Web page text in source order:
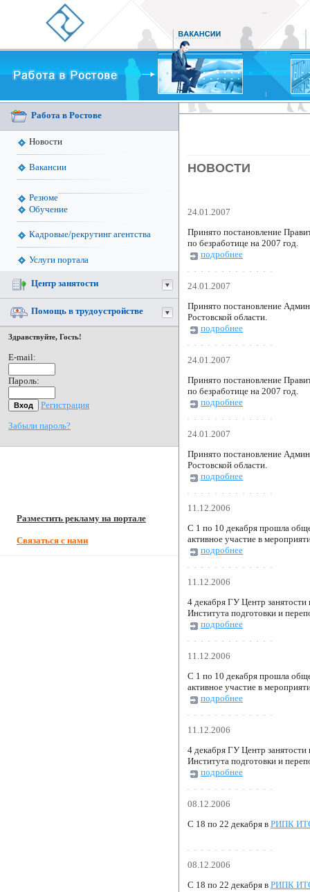
Работа в Ростове
Новости
Вакансии
Резюме
Обучение
Кадровые/рекрутинг агентства
Услуги портала
Центр занятости
Помощь в трудоустройстве
Здравствуйте, Гость!
E-mail:
Пароль:
Регистрация
Забыли пароль?
Разместить рекламу на портале
Связаться с нами
НОВОСТИ
24.01.2007
Принято постановление
по безработице на 2007 год.
подробнее
24.01.2007
Принято постановление
Ростовской области.
подробнее
24.01.2007
Принято постановление
по безработице на 2007 год.
подробнее
24.01.2007
Принято постановление
Ростовской области.
подробнее
11.12.2006
С 1 по 10 декабря прошла
активное участие в
подробнее
11.12.2006
4 декабря ГУ Центр
Института подготовки и
подробнее
11.12.2006
С 1 по 10 декабря прошла
активное участие в
подробнее
11.12.2006
4 декабря ГУ Центр
Института подготовки и
подробнее
08.12.2006
С 18 по 22 декабря в РИПК
08.12.2006
С 18 по 22 декабря в РИПК